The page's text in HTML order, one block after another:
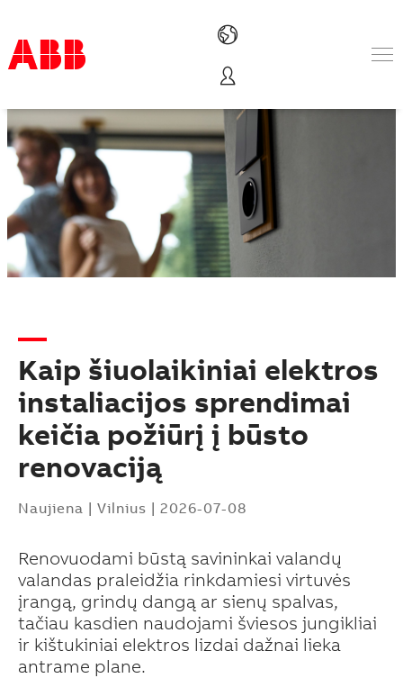
Products & Solutions
Industries
Services
About us
Where to buy
Contact us
Careers
Kaip šiuolaikiniai elektros
instaliacijos sprendimai
keičia požiūrį į būsto
renovaciją
Naujiena | Vilnius | 2026-07-08
Renovuodami būstą savininkai valandų
valandas praleidžia rinkdamiesi virtuvės
įrangą, grindų dangą ar sienų spalvas,
tačiau kasdien naudojami šviesos jungikliai
ir kištukiniai elektros lizdai dažnai lieka
antrame plane.